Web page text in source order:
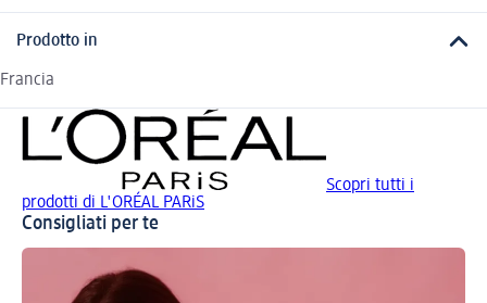
Prodotto in
Francia
Scopri tutti i
prodotti di L'ORÉAL PARiS
Consigliati per te